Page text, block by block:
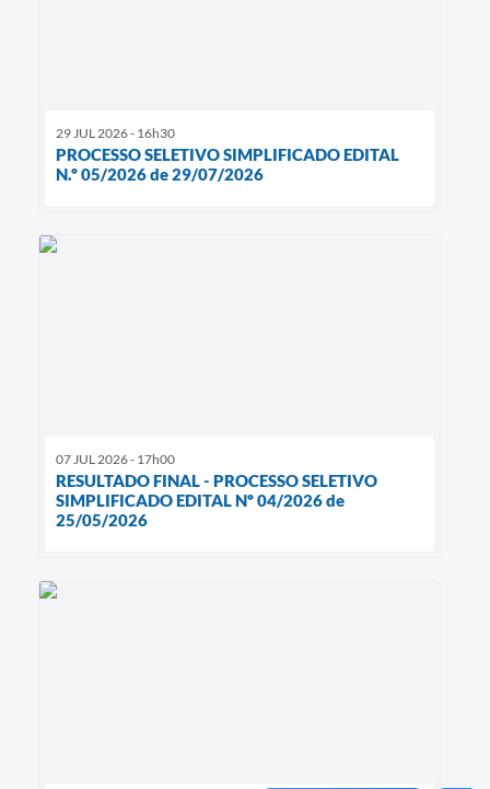
29 JUL 2026 - 16h30
PROCESSO SELETIVO SIMPLIFICADO EDITAL
N.º 05/2026 de 29/07/2026
07 JUL 2026 - 17h00
RESULTADO FINAL - PROCESSO SELETIVO
SIMPLIFICADO EDITAL Nº 04/2026 de
25/05/2026